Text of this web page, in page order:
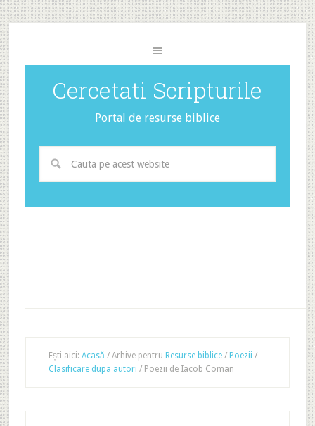
Cercetati Scripturile
Portal de resurse biblice
Ești aici: Acasă /Arhive pentru Resurse biblice / Poezii /
Clasificare dupa autori /Poezii de Iacob Coman